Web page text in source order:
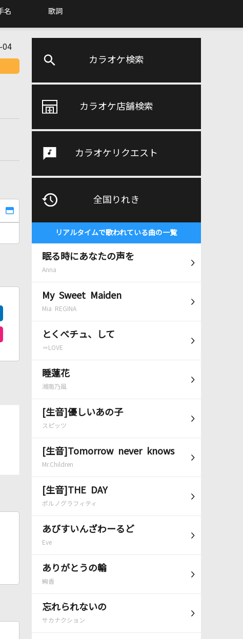
名 歌詞
カラオケ検索
カラオケ店舗検索
カラオケリクエスト
全国りれき
リアルタイムで歌われている曲の一覧
眠る時にあなたの声を
Anna
My Sweet Maiden
Mia REGINA
とくべチュ、して
＝LOVE
睡蓮花
湘南乃風
[生音]優しいあの子
スピッツ
[生音]Tomorrow never knows
Mr.Children
[生音]THE DAY
ポルノグラフィティ
あびすいんざわーるど
Eve
ありがとうの輪
絢香
忘れられないの
サカナクション
04